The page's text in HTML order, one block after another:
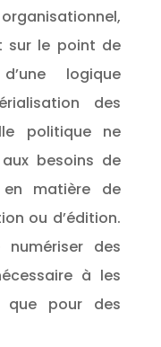
sur le point de
logique
des
politique ne
besoins de
matière de
ou d’édition.
des
à les
que pour des